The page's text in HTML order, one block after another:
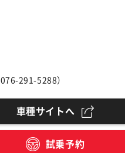
076-291-5288 ）
車種サイトへ
試乗予約